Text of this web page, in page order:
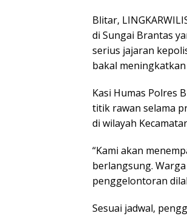
Blitar,
di Sungai Brantas
serius jajaran
bakal
Kasi Humas Polres
titik rawan selama
di wilayah
“Kami akan
berlangsung.
penggelontoran
Sesuai jadwal,